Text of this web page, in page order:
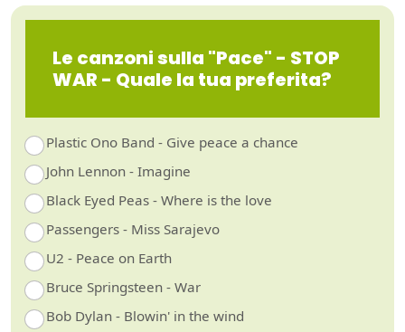
Le canzoni sulla "Pace" - STOP
WAR - Quale la tua preferita?
Plastic Ono Band - Give peace a chance
John Lennon - Imagine
Black Eyed Peas - Where is the love
Passengers - Miss Sarajevo
U2 - Peace on Earth
Bruce Springsteen - War
Bob Dylan - Blowin' in the wind